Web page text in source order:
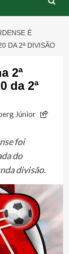
É
DA 2ª DIVISÃO
2ª
da 2ª
Júnior
foi
do
divisão.